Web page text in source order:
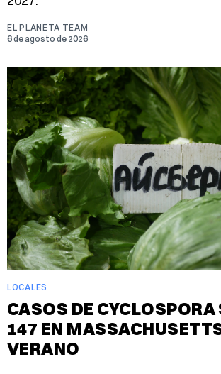
EL PLANETA TEAM
6 de agosto de 2026
LOCALES
CASOS DE CYCLOSPORA
147 EN
VERANO